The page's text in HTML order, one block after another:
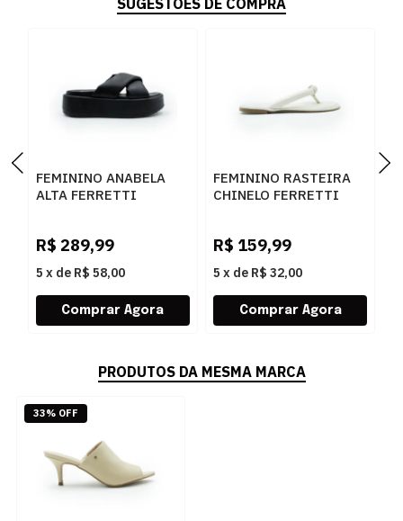
SUGESTÕES DE COMPRA
FEMININO ANABELA
ALTA FERRETTI
R$ 289,99
5 x de R$ 58,00
FEMININO RASTEIRA
CHINELO FERRETTI
R$ 159,99
5 x de R$ 32,00
PRODUTOS DA MESMA MARCA
33% OFF